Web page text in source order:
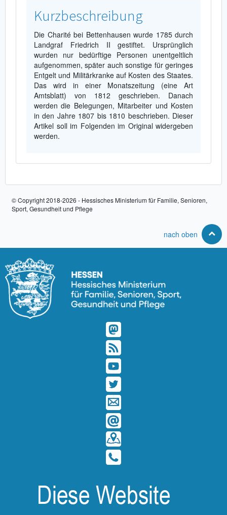
Kurzbeschreibung
Die Charité bei Bettenhausen wurde 1785 durch
Landgraf Friedrich II gestiftet. Ursprünglich
wurden nur bedürftige Personen unentgeltlich
aufgenommen, später auch sonstige für geringes
Entgelt und Militärkranke auf Kosten des Staates.
Das wird in einer Monatszeitung (eine Art
Amtsblatt) von 1812 geschrieben. Danach
werden die Belegungen, Mitarbeiter und Kosten
in den Jahre 1807 bis 1810 beschrieben. Dieser
Artikel soll im Folgenden im Original widergeben
werden.
© Copyright 2018-2026 - Hessisches Ministerium für Familie, Senioren,
Sport, Gesundheit und Pflege
nach oben